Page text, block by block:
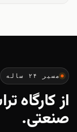
مسیر ۲۴ ساله
از کارگاه
صنعتی.